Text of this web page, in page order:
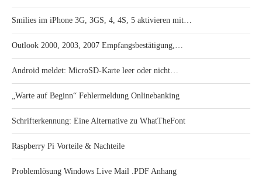
Smilies im iPhone 3G, 3GS, 4, 4S, 5 aktivieren mit…
Outlook 2000, 2003, 2007 Empfangsbestätigung,…
Android meldet: MicroSD-Karte leer oder nicht…
„Warte auf Beginn“ Fehlermeldung Onlinebanking
Schrifterkennung: Eine Alternative zu WhatTheFont
Raspberry Pi Vorteile & Nachteile
Problemlösung Windows Live Mail .PDF Anhang